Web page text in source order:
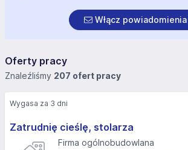
Włącz powiadomienia
Oferty pracy
Znaleźliśmy 207 ofert pracy
Zatrudnię cieślę, stolarza
Firma ogólnobudowlana
Wygasa za 3 dni